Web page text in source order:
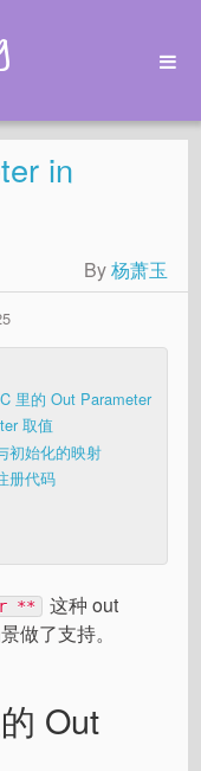
in
By杨萧玉
里的 Out Parameter
取值
初始化的映射
册代码
**
这种 out
做了支持。
Out